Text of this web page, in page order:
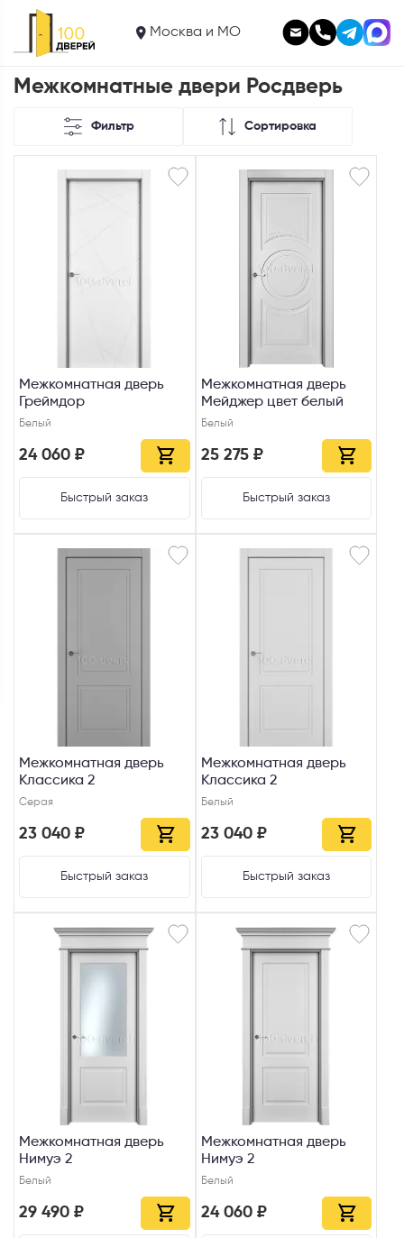
Москва и МО
Межкомнатные двери Росдверь
Фильтр Сортировка
Межкомнатная дверь
Греймдор
Белый
24 060 ₽
Быстрый заказ
Межкомнатная дверь
Мейджер цвет белый
Белый
25 275 ₽
Быстрый заказ
Межкомнатная дверь
Классика 2
Серая
23 040 ₽
Быстрый заказ
Межкомнатная дверь
Классика 2
Белый
23 040 ₽
Быстрый заказ
Межкомнатная дверь
Нимуэ 2
Белый
29 490 ₽
Межкомнатная дверь
Нимуэ 2
Белый
24 060 ₽